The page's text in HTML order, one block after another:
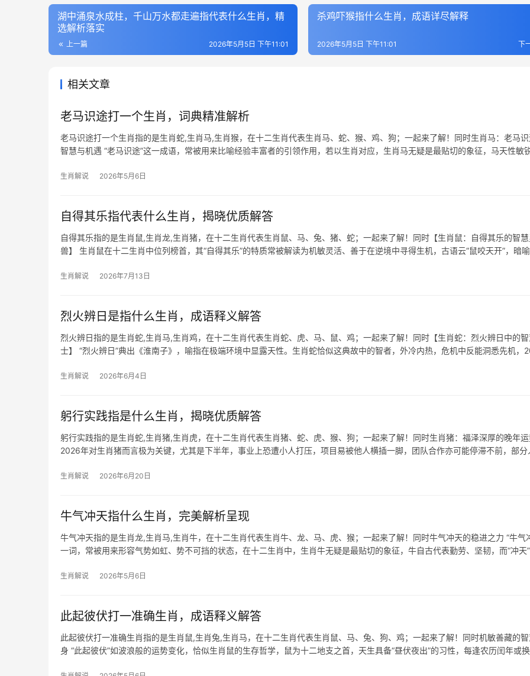
湖中涌泉水成柱，千山万水都走遍指代表什么生肖，精
选解析落实
上一篇 2026年5月5日 下午11:01
杀鸡吓猴指什么生肖，成语详尽解释
下
2026年5月5日 下午11:01
相关文章
老马识途打一个生肖，词典精准解析
老马识途打一个生肖指的是生肖蛇,生肖马,生肖猴，在十二生肖代表生肖马、蛇、猴、鸡、狗；一起来了解！同时生肖马：老马
智慧与机遇 “老马识途”这一成语，常被用来比喻经验丰富者的引领作用，若以生肖对应，生肖马无疑是最贴切的象征，马天性敏
生肖解说 2026年5月6日
自得其乐指代表什么生肖，揭晓优质解答
自得其乐指的是生肖鼠,生肖龙,生肖猪，在十二生肖代表生肖鼠、马、兔、猪、蛇；一起来了解！同时【生肖鼠：自得其乐的智慧
兽】 生肖鼠在十二生肖中位列榜首，其“自得其乐”的特质常被解读为机敏灵活、善于在逆境中寻得生机，古语云“鼠咬天开”，暗
生肖解说 2026年7月13日
烈火辨日是指什么生肖，成语释义解答
烈火辨日指的是生肖蛇,生肖马,生肖鸡，在十二生肖代表生肖蛇、虎、马、鼠、鸡；一起来了解！同时【生肖蛇：烈火辨日中的
士】 “烈火辨日”典出《淮南子》，喻指在极端环境中显露天性。生肖蛇恰似这典故中的智者，外冷内热，危机中反能洞悉先机，
生肖解说 2026年6月4日
躬行实践指是什么生肖，揭晓优质解答
躬行实践指的是生肖蛇,生肖猪,生肖虎，在十二生肖代表生肖猪、蛇、虎、猴、狗；一起来了解！同时生肖猪：福泽深厚的晚年
2026年对生肖猪而言极为关键，尤其是下半年，事业上恐遭小人打压，项目易被他人横插一脚，团队合作亦可能停滞不前，部分
生肖解说 2026年6月20日
牛气冲天指什么生肖，完美解析呈现
牛气冲天指的是生肖龙,生肖马,生肖牛，在十二生肖代表生肖牛、龙、马、虎、猴；一起来了解！同时牛气冲天的稳进之力 “牛气
一词，常被用来形容气势如虹、势不可挡的状态，在十二生肖中，生肖牛无疑是最贴切的象征，牛自古代表勤劳、坚韧，而“冲天
生肖解说 2026年5月6日
此起彼伏打一准确生肖，成语释义解答
此起彼伏打一准确生肖指的是生肖鼠,生肖兔,生肖马，在十二生肖代表生肖鼠、马、兔、狗、鸡；一起来了解！同时机敏善藏的
身 “此起彼伏”如波浪般的运势变化，恰似生肖鼠的生存哲学，鼠为十二地支之首，天生具备“昼伏夜出”的习性，每逢农历闰年或